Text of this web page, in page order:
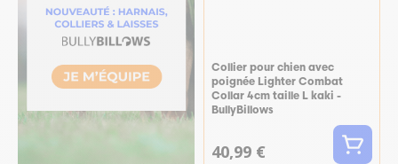
Collier pour chien avec
poignée Lighter Combat
Collar 4cm taille L kaki -
BullyBillows
40,99 €